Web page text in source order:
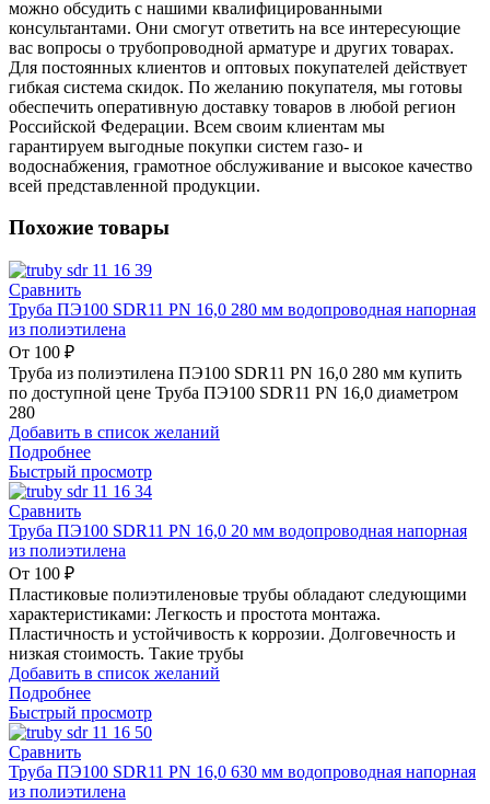
можно обсудить с нашими квалифицированными
консультантами. Они смогут ответить на все интересующие
вас вопросы о трубопроводной арматуре и других товарах.
Для постоянных клиентов и оптовых покупателей действует
гибкая система скидок. По желанию покупателя, мы готовы
обеспечить оперативную доставку товаров в любой регион
Российской Федерации. Всем своим клиентам мы
гарантируем выгодные покупки систем газо- и
водоснабжения, грамотное обслуживание и высокое качество
всей представленной продукции.
Похожие товары
Сравнить
Труба ПЭ100 SDR11 PN 16,0 280 мм водопроводная напорная
из полиэтилена
От 100 ₽
Труба из полиэтилена ПЭ100 SDR11 PN 16,0 280 мм купить
по доступной цене Труба ПЭ100 SDR11 PN 16,0 диаметром
280
Добавить в список желаний
Подробнее
Быстрый просмотр
Сравнить
Труба ПЭ100 SDR11 PN 16,0 20 мм водопроводная напорная
из полиэтилена
От 100 ₽
Пластиковые полиэтиленовые трубы обладают следующими
характеристиками: Легкость и простота монтажа.
Пластичность и устойчивость к коррозии. Долговечность и
низкая стоимость. Такие трубы
Добавить в список желаний
Подробнее
Быстрый просмотр
Сравнить
Труба ПЭ100 SDR11 PN 16,0 630 мм водопроводная напорная
из полиэтилена